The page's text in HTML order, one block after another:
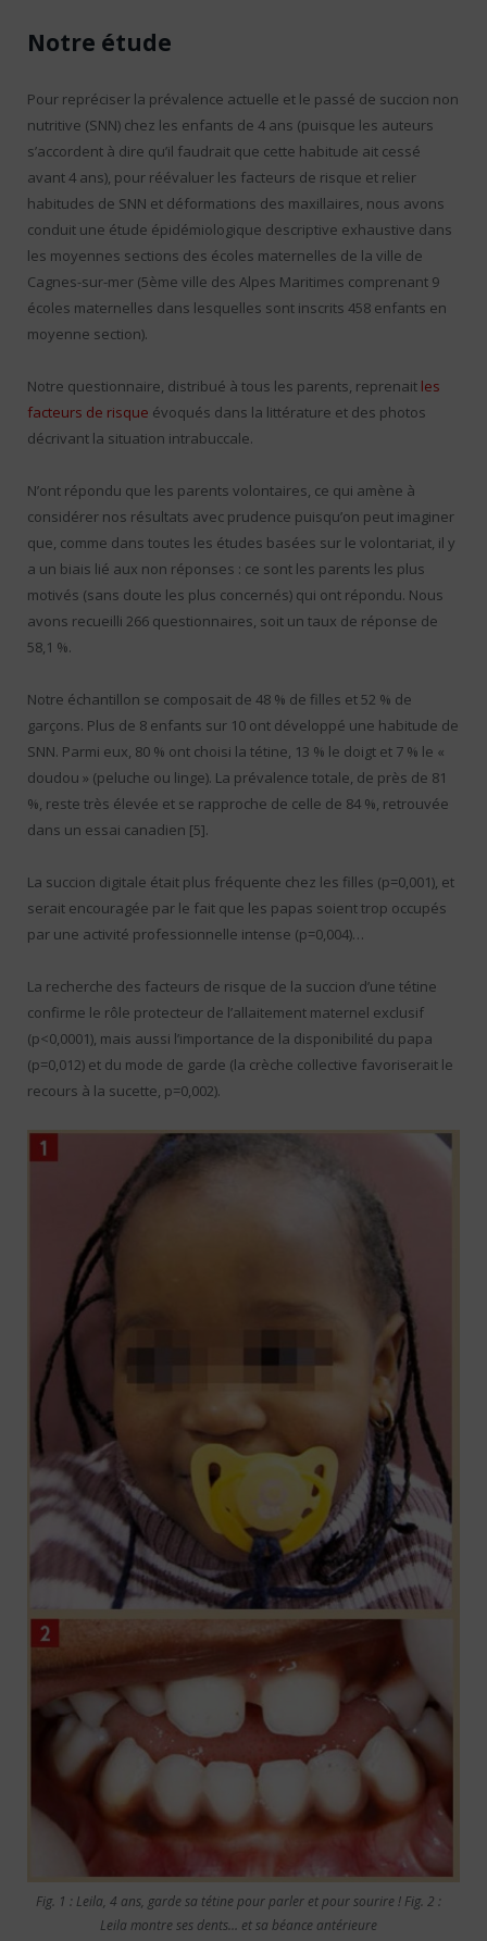
Notre étude
Pour repréciser la prévalence actuelle et le passé de succion non
nutritive (SNN) chez les enfants de 4 ans (puisque les auteurs
s’accordent à dire qu’il faudrait que cette habitude ait cessé
avant 4 ans), pour réévaluer les facteurs de risque et relier
habitudes de SNN et déformations des maxillaires, nous avons
conduit une étude épidémiologique descriptive exhaustive dans
les moyennes sections des écoles maternelles de la ville de
Cagnes-sur-mer (5ème ville des Alpes Maritimes comprenant 9
écoles maternelles dans lesquelles sont inscrits 458 enfants en
moyenne section).
Notre questionnaire, distribué à tous les parents, reprenait les
facteurs de risque évoqués dans la littérature et des photos
décrivant la situation intrabuccale.
N’ont répondu que les parents volontaires, ce qui amène à
considérer nos résultats avec prudence puisqu’on peut imaginer
que, comme dans toutes les études basées sur le volontariat, il y
a un biais lié aux non réponses : ce sont les parents les plus
motivés (sans doute les plus concernés) qui ont répondu. Nous
avons recueilli 266 questionnaires, soit un taux de réponse de
58,1 %.
Notre échantillon se composait de 48 % de filles et 52 % de
garçons. Plus de 8 enfants sur 10 ont développé une habitude de
SNN. Parmi eux, 80 % ont choisi la tétine, 13 % le doigt et 7 % le «
doudou » (peluche ou linge). La prévalence totale, de près de 81
%, reste très élevée et se rapproche de celle de 84 %, retrouvée
dans un essai canadien [5].
La succion digitale était plus fréquente chez les filles (p=0,001), et
serait encouragée par le fait que les papas soient trop occupés
par une activité professionnelle intense (p=0,004)…
La recherche des facteurs de risque de la succion d’une tétine
confirme le rôle protecteur de l’allaitement maternel exclusif
(p<0,0001), mais aussi l’importance de la disponibilité du papa
(p=0,012) et du mode de garde (la crèche collective favoriserait le
recours à la sucette, p=0,002).
Fig. 1 : Leila, 4 ans, garde sa tétine pour parler et pour sourire ! Fig. 2 :
Leila montre ses dents… et sa béance antérieure